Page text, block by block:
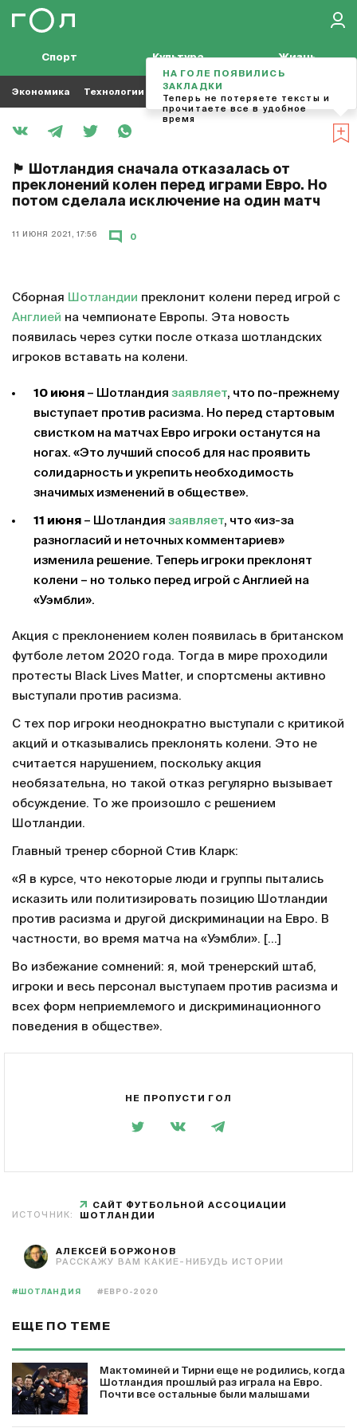
Спорт Культура Жизнь
Экономика Технологии Кино Футбол
🏴󠁧󠁢󠁳󠁣󠁴󠁿 Шотландия сначала отказалась от
преклонений колен перед играми Евро. Но
потом сделала исключение на один матч
11 ИЮНЯ 2021, 17:56 0
Сборная Шотландии преклонит колени перед игрой с
Англией на чемпионате Европы. Эта новость
появилась через сутки после отказа шотландских
игроков вставать на колени.
10 июня – Шотландия заявляет, что по-прежнему
выступает против расизма. Но перед стартовым
свистком на матчах Евро игроки останутся на
ногах. «Это лучший способ для нас проявить
солидарность и укрепить необходимость
значимых изменений в обществе».
11 июня – Шотландия заявляет, что «из-за
разногласий и неточных комментариев»
изменила решение. Теперь игроки преклонят
колени – но только перед игрой с Англией на
«Уэмбли».
Акция с преклонением колен появилась в британском
футболе летом 2020 года. Тогда в мире проходили
протесты Black Lives Matter, и спортсмены активно
выступали против расизма.
С тех пор игроки неоднократно выступали с критикой
акций и отказывались преклонять колени. Это не
считается нарушением, поскольку акция
необязательна, но такой отказ регулярно вызывает
обсуждение. То же произошло с решением
Шотландии.
Главный тренер сборной Стив Кларк:
«Я в курсе, что некоторые люди и группы пытались
исказить или политизировать позицию Шотландии
против расизма и другой дискриминации на Евро. В
частности, во время матча на «Уэмбли». […]
Во избежание сомнений: я, мой тренерский штаб,
игроки и весь персонал выступаем против расизма и
всех форм неприемлемого и дискриминационного
поведения в обществе».
НЕ ПРОПУСТИ ГОЛ
ИСТОЧНИК:
САЙТ ФУТБОЛЬНОЙ АССОЦИАЦИИ
ШОТЛАНДИИ
АЛЕКСЕЙ БОРЖОНОВ
РАССКАЖУ ВАМ КАКИЕ-НИБУДЬ ИСТОРИИ
#ШОТЛАНДИЯ #ЕВРО-2020
ЕЩЕ ПО ТЕМЕ
Мактоминей и Тирни еще не родились, когда
Шотландия прошлый раз играла на Евро.
Почти все остальные были малышами
НА ГОЛЕ ПОЯВИЛИСЬ
ЗАКЛАДКИ
Теперь не потеряете тексты и
прочитаете все в удобное
время